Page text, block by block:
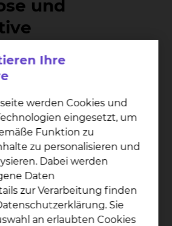
und
der
auf
kennt fast jeder von uns,
langen Arbeitstag. Ob nun
Sitzhaltung beim
die Belastung durch
der Rücken zeigt sehr schnell
Haltung und Verschleiß ihm
Ihre
werden Cookies und
eingesetzt, um
Funktion zu
zu personalisieren und
Dabei werden
Daten
zur Verarbeitung finden
Sie
an erlaubten Cookies